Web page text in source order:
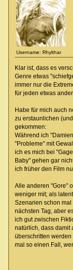
Username: Rhylthar
Klar ist, dass es
Genre etwas
immer nur die
für jeden etwas
Habe für mich auch
zu erstaunlichen
gekommen:
Während ich
"Probleme" mit
ich es mich bei
Baby" gehen gar
ich früher den Film
Alle anderen "Gore"
weniger mit; als
Szenarien schon
nächsten Tag, aber
ich gut zwischen
natürlich, dass damit
überschritten
mal so einen Fall,